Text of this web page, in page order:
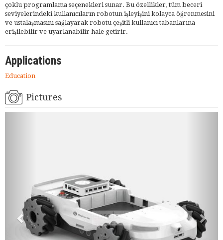
çoklu programlama seçenekleri sunar. Bu özellikler, tüm beceri
seviyelerindeki kullanıcıların robotun işleyişini kolayca öğrenmesini
ve ustalaşmasını sağlayarak robotu çeşitli kullanıcı tabanlarına
erişilebilir ve uyarlanabilir hale getirir.
Applications
Education
Pictures